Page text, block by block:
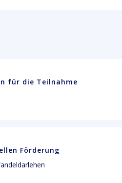
für die Teilnahme
Förderung